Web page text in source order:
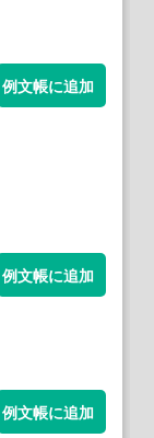
例文帳に追加
例文帳に追加
例文帳に追加